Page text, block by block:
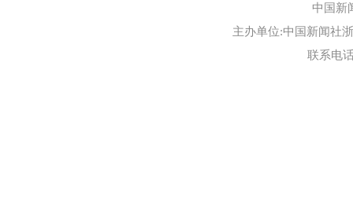
中国新
主办单位:中国新闻社
联系电